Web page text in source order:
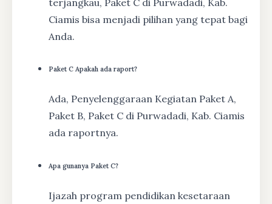
Ciamis bisa menjadi pilihan yang tepat bagi
Anda.
Paket C Apakah ada raport?
Ada, Penyelenggaraan Kegiatan Paket A,
Paket B, Paket C di Purwadadi, Kab. Ciamis
ada raportnya.
Apa gunanya Paket C?
Ijazah program pendidikan kesetaraan